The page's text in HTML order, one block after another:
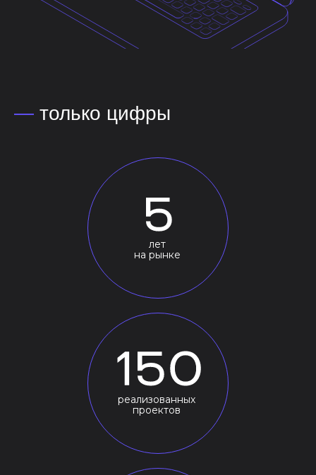
— только цифры
лет
на рынке
реализованных
проектов